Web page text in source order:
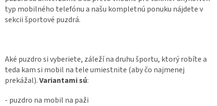
typ mobilného telefónu a našu kompletnú ponuku nájdete v
sekcii športové puzdrá.
Aké puzdro si vyberiete, záleží na druhu športu, ktorý robíte a
teda kam si mobil na tele umiestnite (aby čo najmenej
prekážal).Variantami sú:
- puzdro na mobil na paži